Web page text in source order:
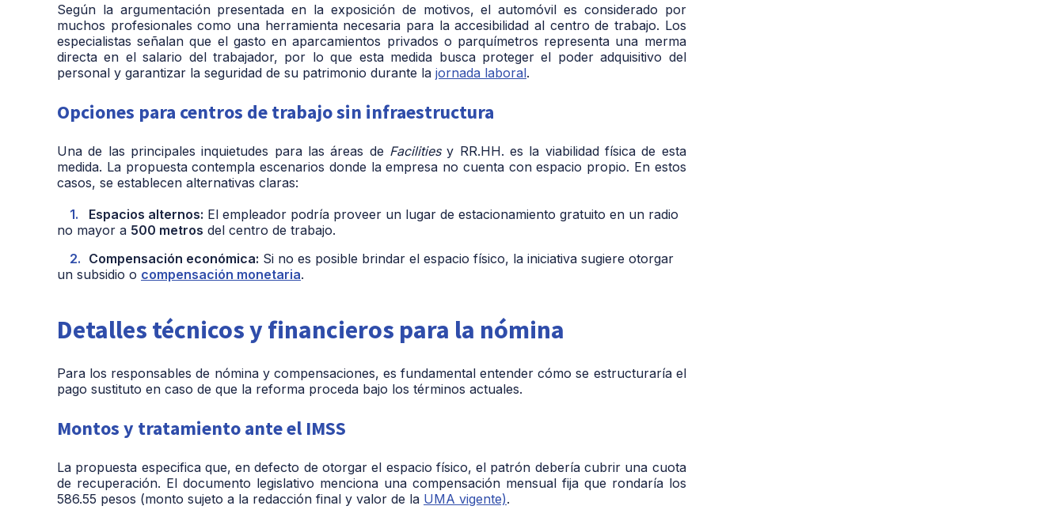
Según la argumentación presentada en la exposición de motivos, el automóvil es considerado por
muchos profesionales como una herramienta necesaria para la accesibilidad al centro de trabajo. Los
especialistas señalan que el gasto en aparcamientos privados o parquímetros representa una merma
directa en el salario del trabajador, por lo que esta medida busca proteger el poder adquisitivo del
personal y garantizar la seguridad de su patrimonio durante la jornada laboral.
Opciones para centros de trabajo sin infraestructura
Una de las principales inquietudes para las áreas de Facilitiesy RR.HH. es la viabilidad física de esta
medida. La propuesta contempla escenarios donde la empresa no cuenta con espacio propio. En estos
casos, se establecen alternativas claras:
Espacios alternos: El empleador podría proveer un lugar de estacionamiento gratuito en un radio
no mayor a 500 metros del centro de trabajo.
Compensación económica: Si no es posible brindar el espacio físico, la iniciativa sugiere otorgar
un subsidio o compensación monetaria.
Detalles técnicos y financieros para la nómina
Para los responsables de nómina y compensaciones, es fundamental entender cómo se estructuraría el
pago sustituto en caso de que la reforma proceda bajo los términos actuales.
Montos y tratamiento ante el IMSS
La propuesta especifica que, en defecto de otorgar el espacio físico, el patrón debería cubrir una cuota
de recuperación. El documento legislativo menciona una compensación mensual fijaque rondaría los
586.55 pesos (monto sujeto a la redacción final y valor de la UMA vigente).